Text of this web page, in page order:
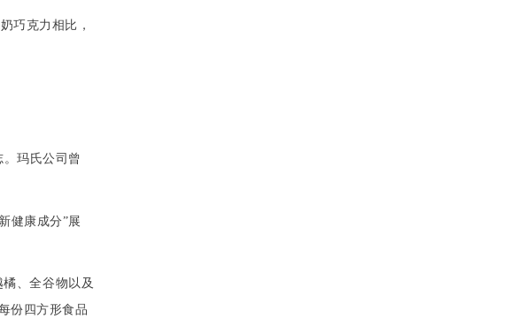
巧克力 相比，
。玛氏公司 曾
健康成分”展
橘、全谷物以及
份四方形食品